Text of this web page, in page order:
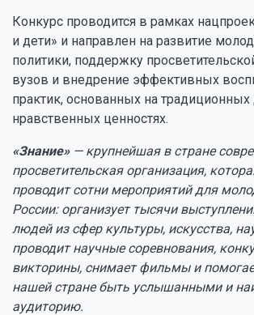
Конкурс проводится в рамках
и дети» и направлен на развитие
политики, поддержку
вузов и внедрение эффективных
практик, основанных на традиционных
нравственных ценностях.
«Знание»— крупнейшая в стране
просветительская организация,
проводит сотни мероприятий для
России: организует тысячи
людей из сфер культуры, искусства,
проводит научные соревнования,
викторины, снимает фильмы и
нашей стране быть услышанными и
аудиторию.